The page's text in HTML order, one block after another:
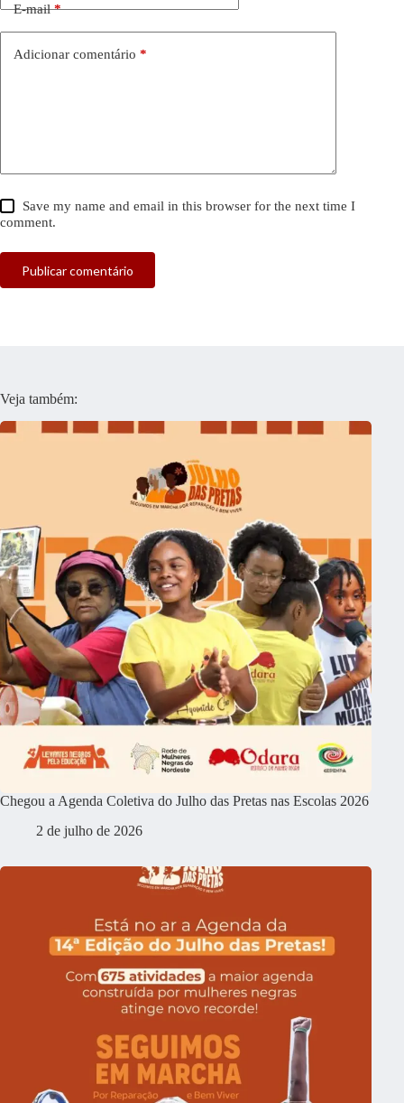
E-mail*
Adicionar comentário *
Save my name and email in this browser for the next time I
comment.
Publicar comentário
Veja também:
Chegou a Agenda Coletiva do Julho das Pretas nas Escolas 2026
2 de julho de 2026